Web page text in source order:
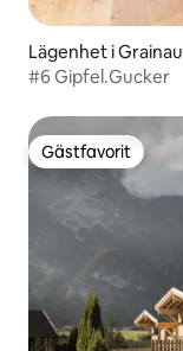
Lägenhet i Grainau
#6 Gipfel.Gucker
Gästfavorit
Gästfavorit